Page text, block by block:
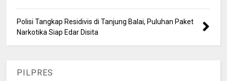
Polisi Tangkap Residivis di Tanjung Balai, Puluhan Paket
Narkotika Siap Edar Disita
PILPRES